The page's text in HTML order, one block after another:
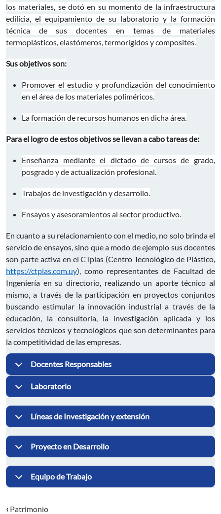
los materiales, se dotó en su momento de la infraestructura
edilicia, el equipamiento de su laboratorio y la formación
técnica de sus docentes en temas de materiales
termoplásticos, elastómeros, termorígidos y composites.
Sus objetivos son:
Promover el estudio y profundización del conocimiento
en el área de los materiales poliméricos.
La formación de recursos humanos en dicha área.
Para el logro de estos objetivos se llevan a cabo tareas de:
Enseñanza mediante el dictado de cursos de grado,
posgrado y de actualización profesional.
Trabajos de investigación y desarrollo.
Ensayos y asesoramientos al sector productivo.
En cuanto a su relacionamiento con el medio, no solo brinda el
servicio de ensayos, sino que a modo de ejemplo sus docentes
son parte activa en el CTplas (Centro Tecnológico de Plástico,
https://ctplas.com.uy), como representantes de Facultad de
Ingeniería en su directorio, realizando un aporte técnico al
mismo, a través de la participación en proyectos conjuntos
buscando estimular la innovación industrial a través de la
educación, la consultoría, la investigación aplicada y los
servicios técnicos y tecnológicos que son determinantes para
la competitividad de las empresas.
Docentes Responsables
Laboratorio
Líneas de Investigación y extensión
Proyecto en Desarrollo
Equipo de Trabajo
‹ Patrimonio